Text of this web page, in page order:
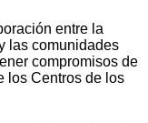
entre la
las comunidades
compromisos de
los Centros de los